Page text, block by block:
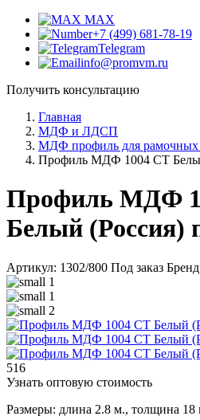
MAX
+7 (499) 681-78-19
Telegram
info@promvm.ru
Получить консультацию
Главная
МДФ и ЛДСП
МДФ профиль для рамочных
Профиль МДФ 1004 СТ
Профиль МДФ
Белый (Россия)
Артикул: 1302/800 Под заказ
516
Узнать оптовую стоимость
Размеры: длина 2.8 м., толщина 18